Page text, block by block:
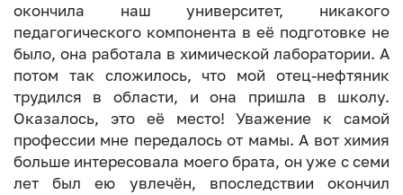
окончила наш университет, никакого
педагогического компонента в её подготовке не
было, она работала в химической лаборатории. А
потом так сложилось, что мой отец-нефтяник
трудился в области, и она пришла в школу.
Оказалось, это её место! Уважение к самой
профессии мне передалось от мамы. А вот химия
больше интересовала моего брата, он уже с семи
лет был ею увлечён, впоследствии окончил